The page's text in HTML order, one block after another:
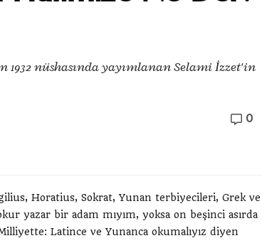
1932 nüshasında yayımlanan Selami İzzet'in
0
Horatius, Sokrat, Yunan terbiyecileri, Grek ve
yazar bir adam mıyım, yoksa on beşinci asırda
Latince ve Yunanca okumalıyız diyen